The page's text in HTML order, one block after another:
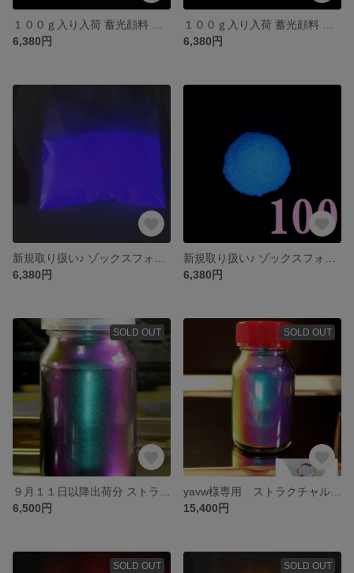
6,380円
6,380円
6,380円
6,380円
SOLD OUT
6,500円
SOLD OUT
15,400円
SOLD OUT SOLD OUT